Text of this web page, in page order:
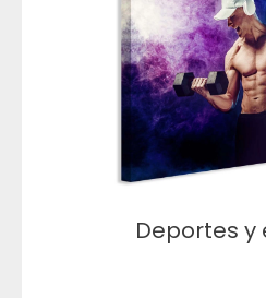
Deportes y